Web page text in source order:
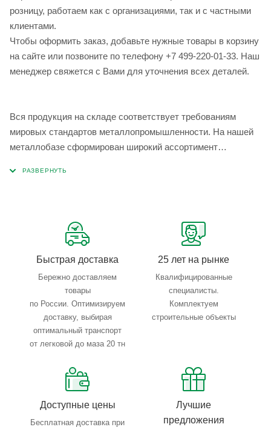
розницу, работаем как с организациями, так и с частными
клиентами.
Чтобы оформить заказ, добавьте нужные товары в корзину
на сайте или позвоните по телефону +7 499-220-01-33. Наш
менеджер свяжется с Вами для уточнения всех деталей.
Вся продукция на складе соответствует требованиям
мировых стандартов металлопромышленности. На нашей
металлобазе сформирован широкий ассортимент
Быстрая доставка
Бережно доставляем
товары
по России. Оптимизируем
доставку, выбирая
оптимальный транспорт
от легковой до маза 20 тн
25 лет на рынке
Квалифицированные
специалисты.
Комплектуем
строительные объекты
Доступные цены
Бесплатная доставка при
Лучшие
предложения